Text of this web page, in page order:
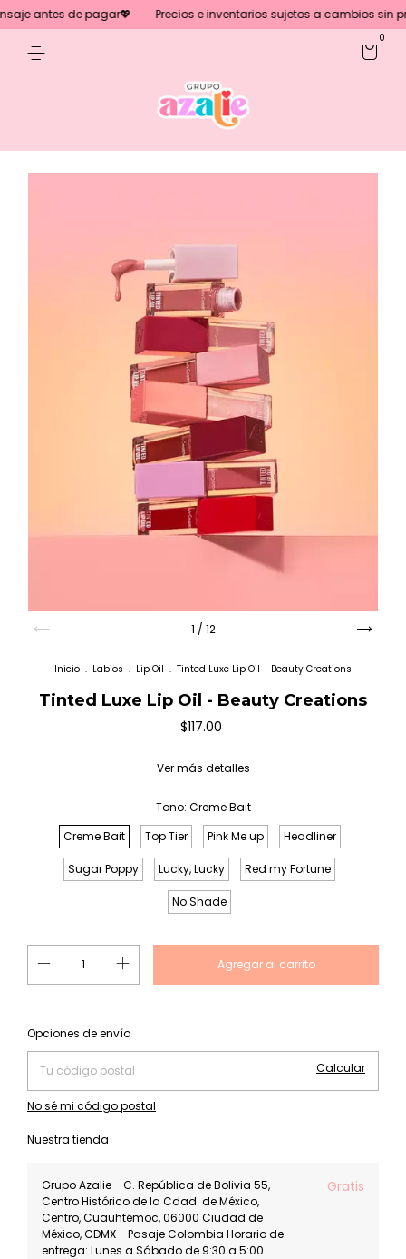
antes de pagar💖 Precios e inventarios sujetos a cambios sin
0
1 / 12
Inicio . Labios . Lip Oil . Tinted Luxe Lip Oil - Beauty Creations
Tinted Luxe Lip Oil - Beauty Creations
$117.00
Ver más detalles
Tono: Creme Bait
Creme Bait
Top Tier Pink Me up Headliner
Sugar Poppy Lucky, Lucky Red my Fortune
No Shade
Entregas para el CP:
Opciones de envío
Calcular
No sé mi código postal
Nuestra tienda
Grupo Azalie - C. República de Bolivia 55,
Centro Histórico de la Cdad. de México,
Centro, Cuauhtémoc, 06000 Ciudad de
México, CDMX - Pasaje Colombia Horario de
entrega: Lunes a Sábado de 9:30 a 5:00
Gratis